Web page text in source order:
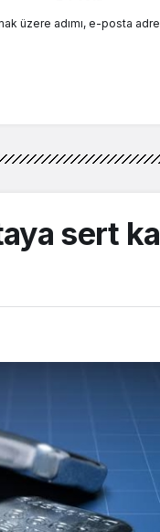
üzere adımı, e-posta
sert